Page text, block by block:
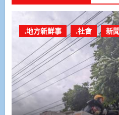
.地方新鮮事 .社會 新